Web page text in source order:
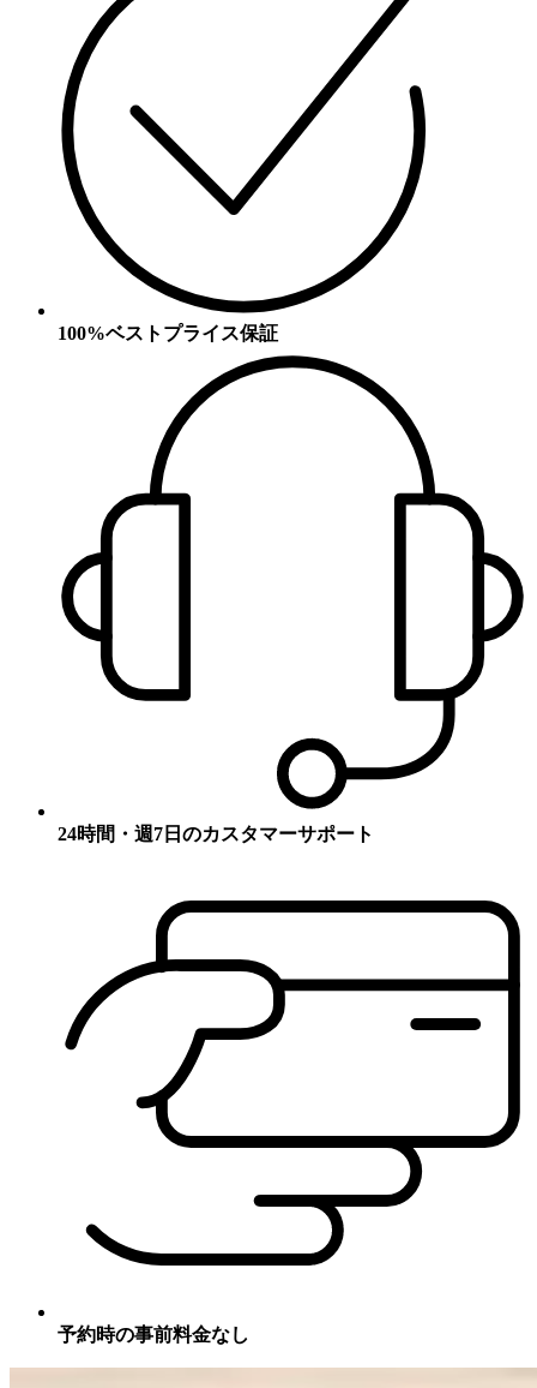
100%ベストプライス保証
24時間・週7日のカスタマーサポート
予約時の事前料金なし